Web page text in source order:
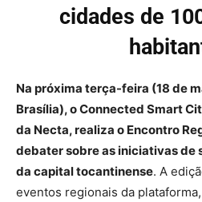
cidades de
Na próxima terça-feira (18 de
Brasília), o Connected Smart
da Necta, realiza o Encontro
debater sobre as iniciativas de
da capitaltocantinense. A
eventos regionais da